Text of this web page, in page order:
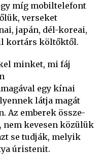
míg mobiltelefont
verseket
japán, dél-koreai,
kortárs költőktől.
minket, mi fáj
egy kínai
látja magát
Az emberek össze-
nem kevesen közülük
se tudják, melyik
úristenit.